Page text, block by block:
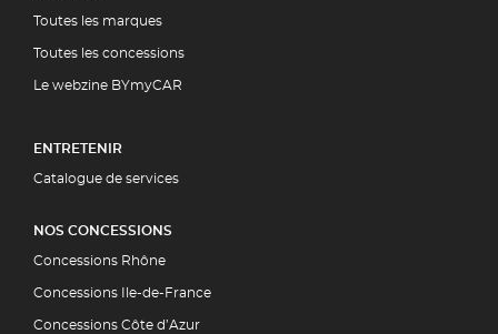
Toutes les marques
Toutes les concessions
Le webzine BYmyCAR
ENTRETENIR
Catalogue de services
NOS CONCESSIONS
Concessions Rhône
Concessions Ile-de-France
Concessions Côte d’Azur